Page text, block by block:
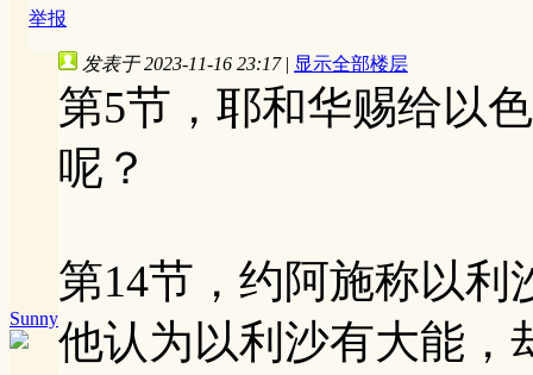
举报
Sunny
发表于 2023-11-16 23:17 | 显示全部楼层
第5节，耶和华赐给以
呢？
第14节，约阿施称以
他认为以利沙有大能，